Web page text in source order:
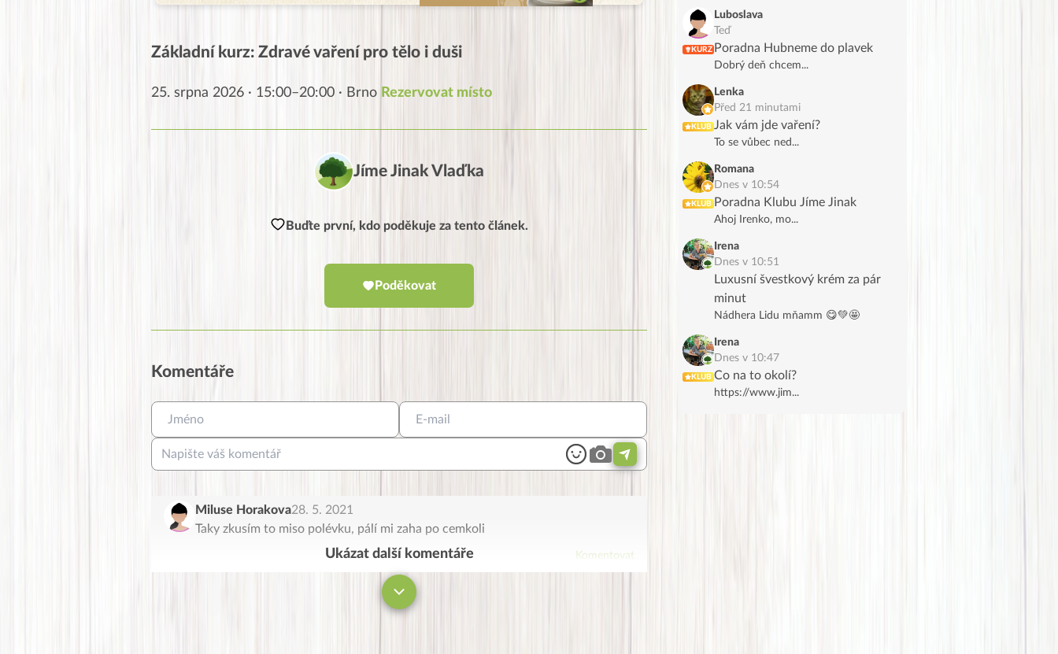
Základní kurz: Zdravé vaření pro tělo i duši
25. srpna 2026 · 15:00–20:00 · Brno Rezervovat místo
Jíme Jinak Vlaďka
Buďte první, kdo poděkuje za tento článek.
Poděkovat
Komentáře
Miluse Horakova28. 5. 2021
Taky zkusím to miso polévku, pálí mi zaha po cemkoli
Komentovat
Ukázat další komentáře
KURZ
Luboslava
Teď
Poradna Hubneme do plavek
Dobrý deň chcem...
KLUB
Lenka
Před 21 minutami
Jak vám jde vaření?
To se vůbec ned...
KLUB
Romana
Dnes v 10:54
Poradna Klubu Jíme Jinak
Ahoj Irenko, mo...
Irena
Dnes v 10:51
Luxusní švestkový krém za pár
minut
Nádhera Lidu mňamm 😋💚🤩
KLUB
Irena
Dnes v 10:47
Co na to okolí?
https://www.jim...